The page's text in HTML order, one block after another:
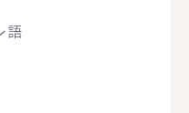
語